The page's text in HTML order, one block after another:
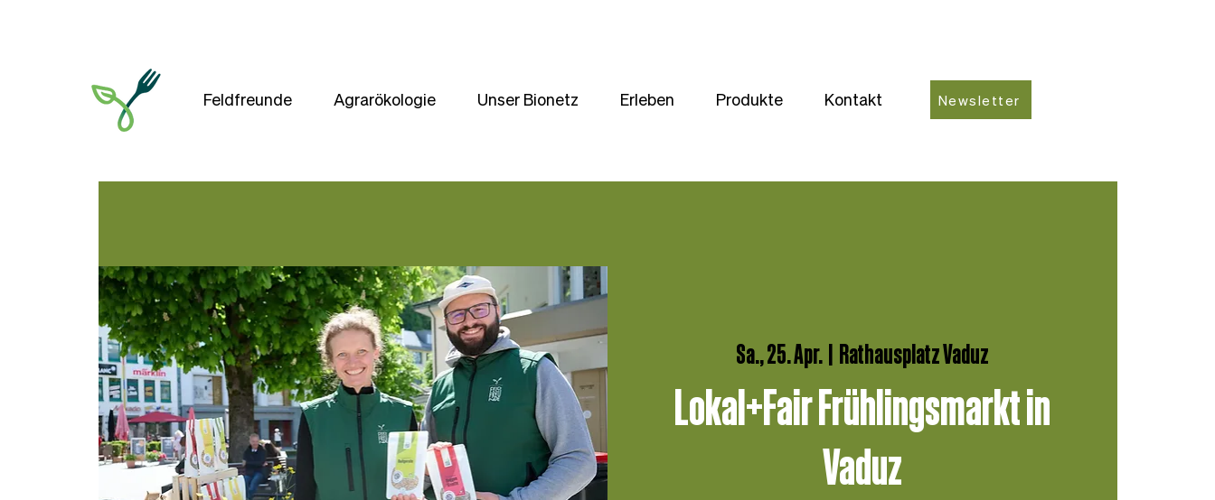
Feldfreunde Agrarökologie Unser Bionetz Erleben Produkte Kontakt Newsletter
Sa., 25. Apr.
  |
Rathausplatz Vaduz
Lokal+Fair Frühlingsmarkt in
Vaduz